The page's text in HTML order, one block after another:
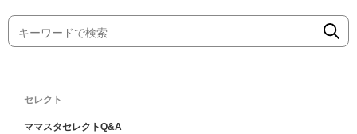
セレクト
ママスタセレクトQ&A